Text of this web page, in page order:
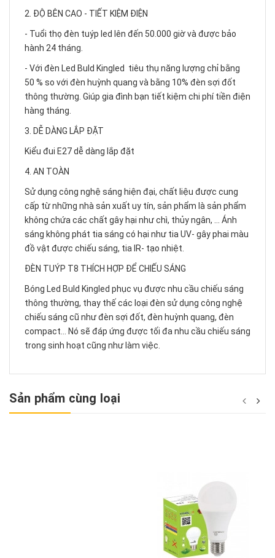
2. ĐỘ BÊN CAO - TIẾT KIỆM ĐIỆN
- Tuổi thọ đèn tuýp led lên đến 50.000 giờ và được bảo
hành 24 tháng.
- Với đèn Led Buld Kingled tiêu thụ năng lượng chỉ bằng
50 % so với đèn huỳnh quang và bằng 10% đèn sợi đốt
thông thường. Giúp gia đình bạn tiết kiệm chi phí tiền điện
hàng tháng.
3. DỄ DÀNG LẮP ĐẶT
Kiểu đui E27 dễ dàng lắp đặt
4. AN TOÀN
Sử dụng công nghệ sáng hiện đại, chất liệu được cung
cấp từ những nhà sản xuất uy tín, sản phẩm là sản phẩm
không chứa các chất gây hại như chì, thủy ngân, … Ánh
sáng không phát tia sáng có hại như tia UV- gây phai màu
đồ vật được chiếu sáng, tia IR- tạo nhiệt.
ĐÈN TUÝP T8 THÍCH HỢP ĐỂ CHIẾU SÁNG
Bóng Led Buld Kingled phục vụ được nhu cầu chiếu sáng
thông thường, thay thế các loại đèn sử dụng công nghệ
chiếu sáng cũ như đèn sợi đốt, đèn huỳnh quang, đèn
compact… Nó sẽ đáp ứng được tối đa nhu cầu chiếu sáng
trong sinh hoạt cũng như làm việc.
Sản phẩm cùng loại